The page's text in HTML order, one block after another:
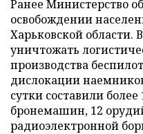
Ранее Министерство
освобождении
Харьковской
уничтожать
производства
дислокации
сутки составили
бронемашин, 12
радиоэлектронной